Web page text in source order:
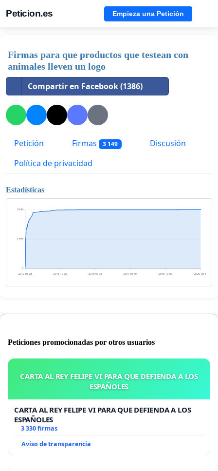
Peticion.es Empieza una Petición
Firmas para que productos que testean con
animales lleven un logo
Compartir en Facebook (1386)
Petición Firmas 3 149
Discusión
Política de privacidad
Estadísticas
0
1 575
3 149
2012-05-23 2013-12-26 2015-07-31 2017-03-04 2018-10-07 2020-05-11
Peticiones promocionadas por otros usuarios
CARTA AL REY FELIPE VI PARA QUE DEFIENDA A LOS
ESPAÑOLES
CARTA AL REY FELIPE VI PARA QUE DEFIENDA A LOS
ESPAÑOLES
3 330 firmas
Aviso de transparencia